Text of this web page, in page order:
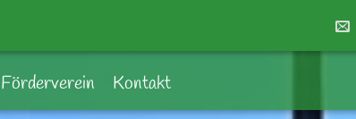
Förderverein Kontakt